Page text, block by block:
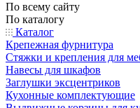
По всему сайту
По каталогу
Каталог
Крепежная фурнитура
Стяжки и крепления для
Навесы для шкафов
Заглушки эксцентриков
Кухонные комплектующие